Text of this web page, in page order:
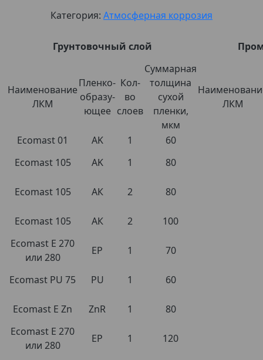
Категория: Атмосферная коррозия
Грунтовочный слой
Наименование
ЛКМ
Пленко-
образу-
ющее
Кол-
во
слоев
Суммарная
толщина
сухой
пленки,
мкм
ЛКМ
Ecomast 01 АK 1
60
Ecomast 105
AK 1 80
Ecomast 105 АК 2 80
Ecomast 105 АК 2
100
Ecomast E 270
или 280
EP 1 70
Ecomast PU 75 PU 1 60
Ecomast E Zn ZnR 1
80
Ecomast E 270
или 280
EP 1 120